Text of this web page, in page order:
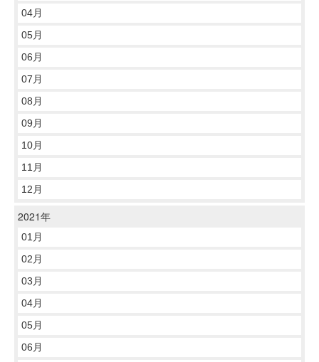
04月
05月
06月
07月
08月
09月
10月
11月
12月
2021年
01月
02月
03月
04月
05月
06月